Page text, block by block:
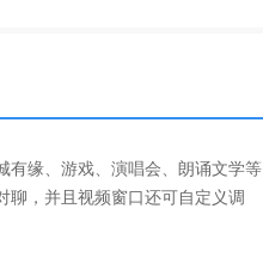
有缘、游戏、演唱会、朗诵文学等
聊，并且视频窗口还可自定义调